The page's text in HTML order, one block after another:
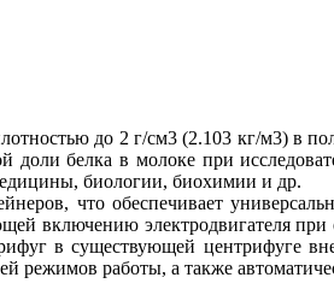
до 2 г/см3 (2.103 кг/м3) в
белка в молоке при
биологии, биохимии и др.
что обеспечивает
включению электродвигателя
в существующей центрифуге
режимов работы, а также